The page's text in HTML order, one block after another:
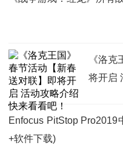
《洛
将开启
Enfocus PitStop
+软件下载)